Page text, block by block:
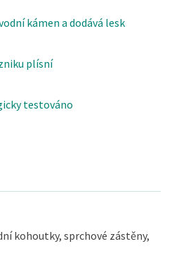
kámen a dodává lesk
plísní
testováno
kohoutky, sprchové zástěny,